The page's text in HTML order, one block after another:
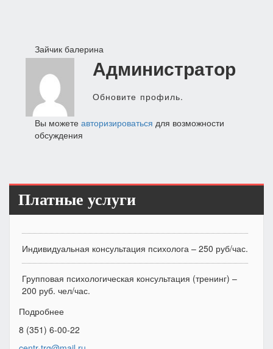
Навигация
по
записям
Зайчик балерина
Администратор
Обновите профиль.
Вы можете авторизироваться для возможности
обсуждения
Платные услуги
Индивидуальная консультация психолога – 250 руб/час.
Групповая психологическая консультация (тренинг) –
200 руб. чел/час.
Подробнее
8 (351) 6-00-22